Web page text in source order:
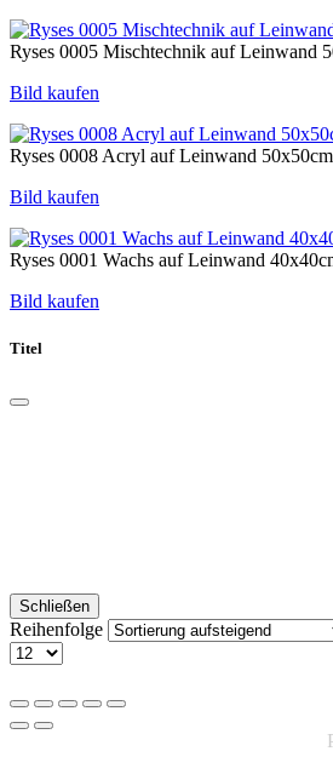
Ryses 0005 Mischtechnik auf Leinwand
Bild kaufen
Ryses 0008 Acryl auf Leinwand 50x50cm
Bild kaufen
Ryses 0001 Wachs auf Leinwand
Bild kaufen
Titel
Schließen
Reihenfolge